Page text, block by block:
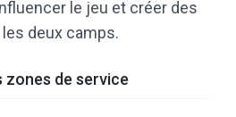
le jeu et créer des
deux camps.
zones de service